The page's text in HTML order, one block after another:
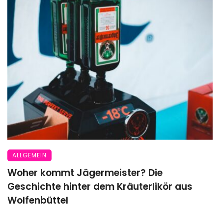
ALLGEMEIN
Woher kommt Jägermeister? Die
Geschichte hinter dem Kräuterlikör aus
Wolfenbüttel